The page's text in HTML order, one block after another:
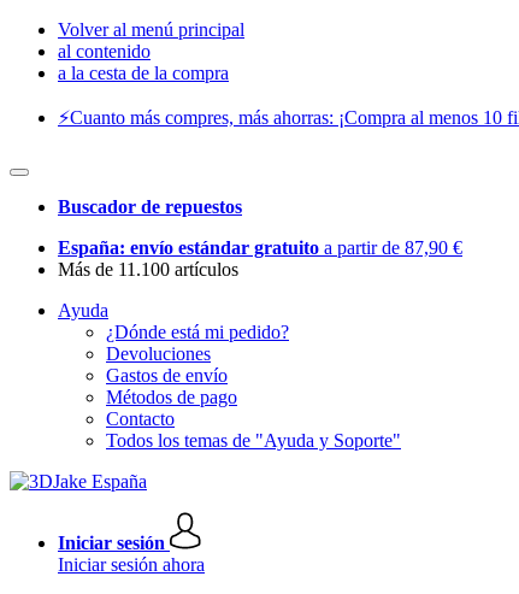
Volver al menú principal
al contenido
a la cesta de la compra
⚡️Cuanto más compres, más ahorras: ¡Compra al menos 10
Buscador de repuestos
España: envío estándar gratuito a partir de 87,90 €
Más de 11.100 artículos
Ayuda
¿Dónde está mi pedido?
Devoluciones
Gastos de envío
Métodos de pago
Contacto
Todos los temas de "Ayuda y Soporte"
Iniciar sesión
Iniciar sesión ahora